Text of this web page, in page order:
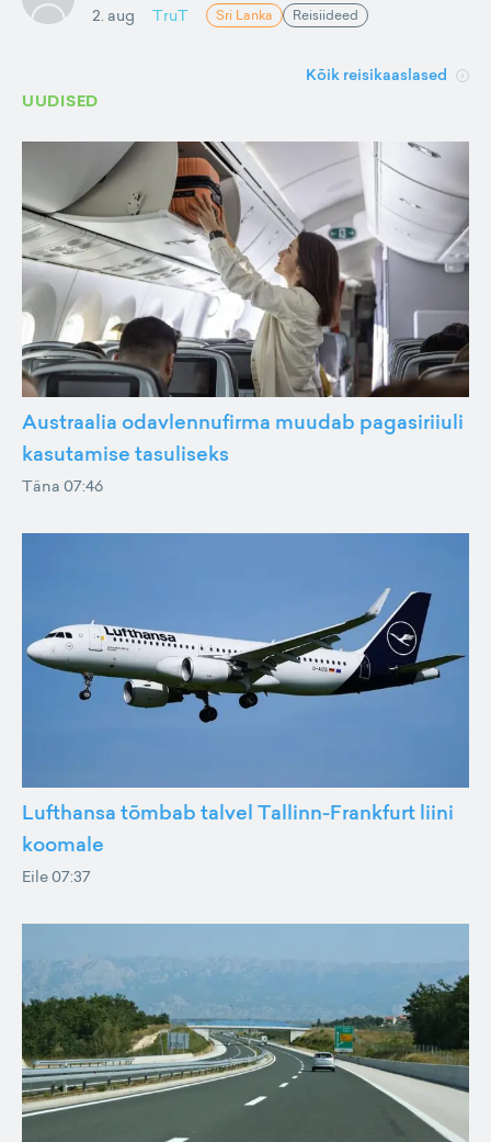
2. aug TruT Sri Lanka Reisiideed
Kõik reisikaaslased
UUDISED
Austraalia odavlennufirma muudab pagasiriiuli
kasutamise tasuliseks
Täna 07:46
Lufthansa tõmbab talvel Tallinn-Frankfurt liini
koomale
Eile 07:37